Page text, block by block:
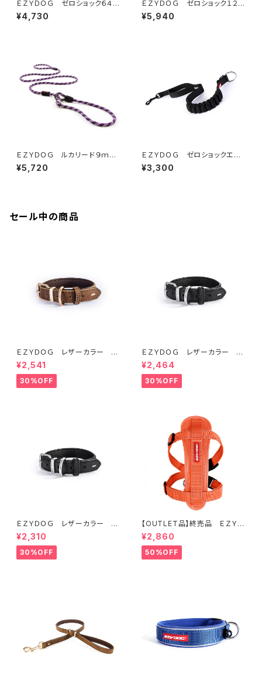
ＥＺＹＤＯＧ ゼロショック６４ｃ
ｍ（全7色）
¥4,730
ＥＺＹＤＯＧ ゼロショック１２０
ｃｍ（全7色）
¥5,940
ＥＺＹＤＯＧ ルカリード９ｍｍ
（全4色）
¥5,720
ＥＺＹＤＯＧ ゼロショックエク
ステンション (全2色)
¥3,300
セール中の商品
ＥＺＹＤＯＧ レザーカラー M
(全2色)
¥2,541
30%OFF
ＥＺＹＤＯＧ レザーカラー S
(全2色)
¥2,464
30%OFF
ＥＺＹＤＯＧ レザーカラー X
XS (全2色)
¥2,310
30%OFF
【OUTLET品】終売品 ＥＺＹＤ
¥2,860
50%OFF